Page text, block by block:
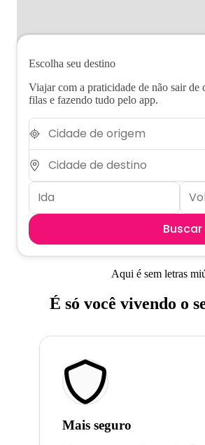
Escolha seu destino
Viajar com a praticidade de não sair de
filas e fazendo tudo pelo app.
Buscar
Aqui é sem letras
É só você vivendo o
Mais seguro